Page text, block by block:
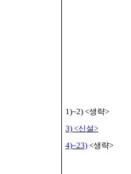
1)~2) <생략>
3) <신설>
4)~23) <생략>